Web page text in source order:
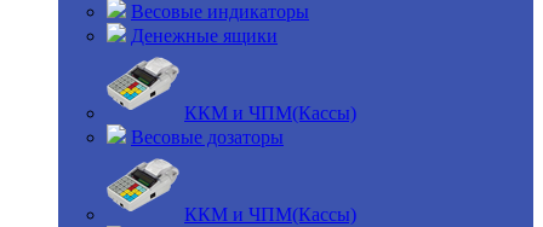
Весовые индикаторы
Денежные ящики
ККМ и ЧПМ(Кассы)
Весовые дозаторы
ККМ и ЧПМ(Кассы)